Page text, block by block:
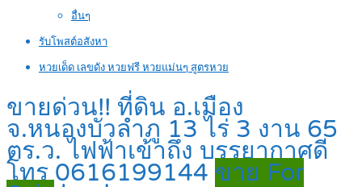
อื่นๆ
รับโพสต์อสังหา
หวยเด็ด เลขดัง หวยฟรี หวยแม่นๆ สูตรหวย
ขายด่วน!! ที่ดิน อ.เมือง
จ.หนองบัวลำภู 13 ไร่ 3 งาน 65
ตร.ว. ไฟฟ้าเข้าถึง บรรยากาศดี
โทร 0616199144 ขาย For